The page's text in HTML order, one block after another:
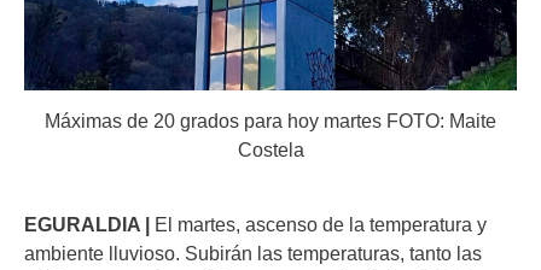
Máximas de 20 grados para hoy martes FOTO: Maite
Costela
EGURALDIA | El martes, ascenso de la temperatura y
ambiente lluvioso. Subirán las temperaturas, tanto las